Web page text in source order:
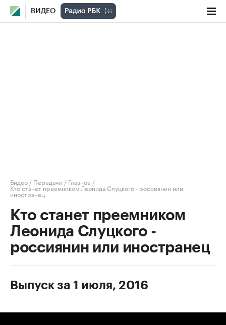
ВИДЕО
Видео / Передачи / Главное /
Кто станет преемником Леонида Слуцкого - россиянин или
иностранец
Кто станет преемником
Леонида Слуцкого -
россиянин или иностранец
Выпуск за 1 июля, 2016